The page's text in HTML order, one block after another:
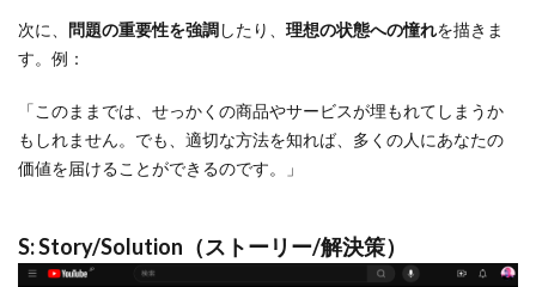
次に、 問題の重要性を強調したり、 理想の状態への憧れを描きま
す。例：
「このままでは、せっかくの商品やサービスが埋もれてしまうか
もしれません。でも、適切な方法を知れば、多くの人にあなたの
価値を届けることができるのです。」
S: Story/Solution（ストーリー/解決策）